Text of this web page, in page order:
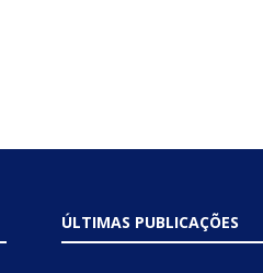
ÚLTIMAS PUBLICAÇÕES